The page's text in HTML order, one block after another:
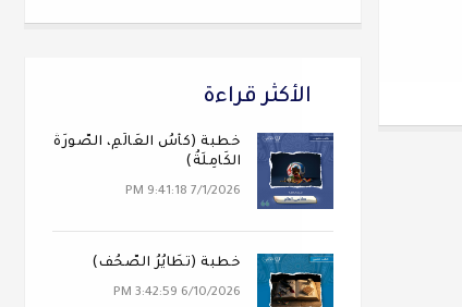
الأكثر قراءة
خطبة (كَأسُ العَالَمِ، الصُّورَةُ
الكَامِلَةُ)
7/1/2026 9:41:18 PM
خطبة (تَطَايُرُ الصُّحُف)
6/10/2026 3:42:59 PM